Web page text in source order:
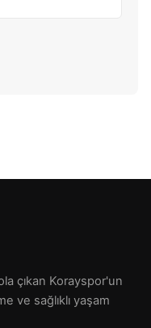
çıkan Korayspor'un
ve sağlıklı yaşam